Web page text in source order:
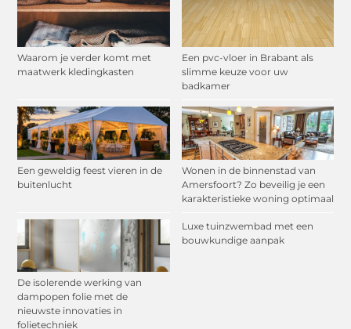
Waarom je verder komt met
maatwerk kledingkasten
Een pvc-vloer in Brabant als
slimme keuze voor uw
badkamer
Een geweldig feest vieren in de
buitenlucht
Wonen in de binnenstad van
Amersfoort? Zo beveilig je een
karakteristieke woning optimaal
De isolerende werking van
dampopen folie met de
nieuwste innovaties in
folietechniek
Luxe tuinzwembad met een
bouwkundige aanpak